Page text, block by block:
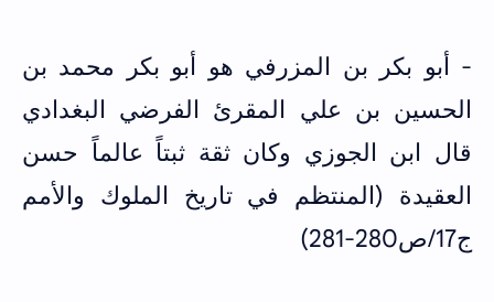
- أبو بكر بن المزرفي هو أبو بكر محمد بن
الحسين بن علي المقرئ الفرضي البغدادي
قال ابن الجوزي وكان ثقة ثبتاً عالماً حسن
العقيدة (المنتظم في تاريخ الملوك والأمم
ج17/ص280-281)